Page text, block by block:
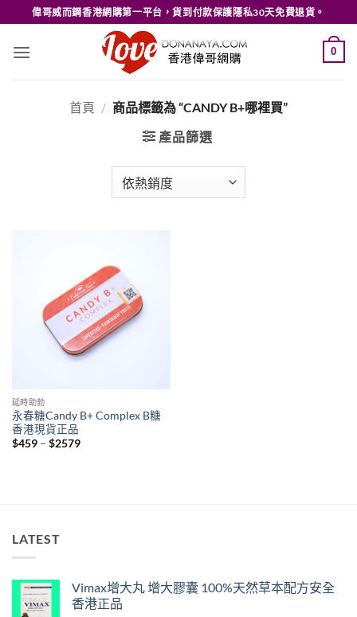
to
content
偉哥威而鋼香港網購第一平台，貨到付款保護隱私30天免費退貨。
0
首頁 / 商品標籤為 “CANDY B+哪裡買”
產品篩選
延時助勃
永春糖Candy B+ Complex B糖
香港現貨正品
$459 – $2579Price
LATEST
Vimax增大丸 增大膠囊 100%天然草本配方安全
香港正品